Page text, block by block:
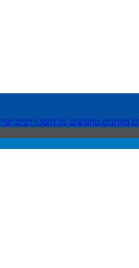
ומותגים מחפשים כל הזמן דרכים